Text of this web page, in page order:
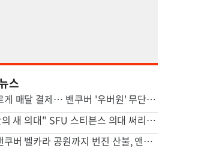
스
나도 모르게 매달 결제… 밴쿠버 '우버원' 무단 가입 논란
"60년 만의 새 의대" SFU 스티븐스 의대 써리서 첫발
메트로 밴쿠버 벨카라 공원까지 번진 산불, 앤모어 주민 대피